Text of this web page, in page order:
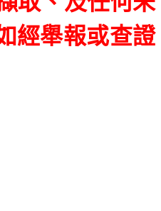
經舉報或查證